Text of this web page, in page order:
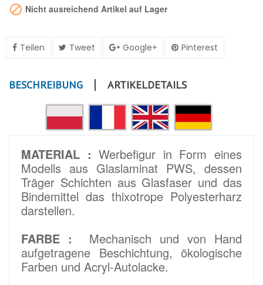
 Nicht ausreichend Artikel auf Lager
Teilen Tweet Google+ Pinterest
BESCHREIBUNG ARTIKELDETAILS
MATERIAL :Werbefigur in Form eines
Modells aus Glaslaminat PWS, dessen
Träger Schichten aus Glasfaser und das
Bindemittel das thixotrope Polyesterharz
darstellen.
FARBE :
Mechanisch und von Hand
aufgetragene Beschichtung, ökologische
Farben und Acryl-Autolacke.